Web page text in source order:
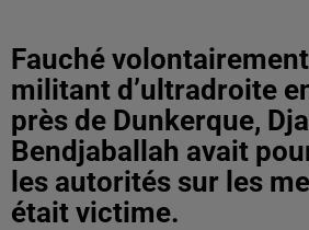
Fauché
militant d’ultradroite
près de Dunkerque,
Bendjaballah avait
les autorités sur les
était victime.